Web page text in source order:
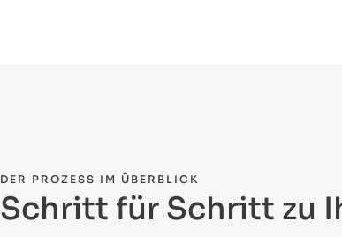
DER PROZESS IM ÜBERBLICK
Schritt für Schritt zu